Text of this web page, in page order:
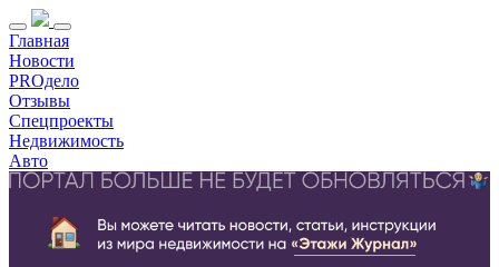
Главная
Новости
PROдело
Отзывы
Спецпроекты
Недвижимость
Авто